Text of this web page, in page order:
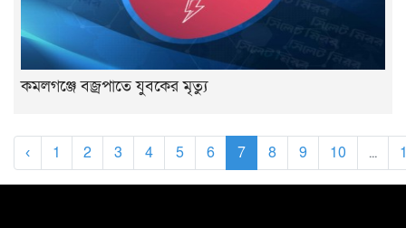
কমলগঞ্জে বজ্রপাতে যুবকের মৃত্যু
‹ 1 2 3 4 5 6 7 8 9 10 ...